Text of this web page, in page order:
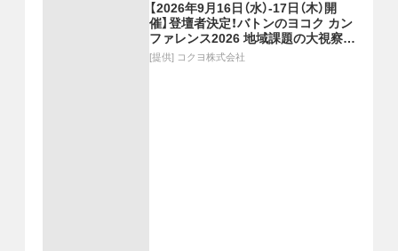
【2026年9月16日（水）-17日（木）開
催】登壇者決定！バトンのヨコク カン
ファレンス2026 地域課題の大視察展
―ジモトの課題のピントとヒント
[提供] コクヨ株式会社